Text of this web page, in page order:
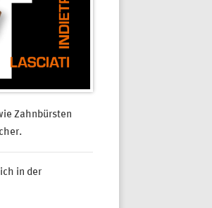
Zahnbürsten
in der